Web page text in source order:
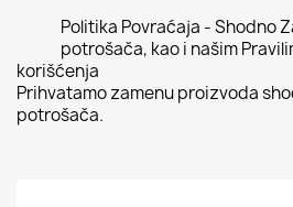
Politika Povraćaja - Shodno
potrošača, kao i našim
korišćenja
Prihvatamo zamenu proizvoda
potrošača.